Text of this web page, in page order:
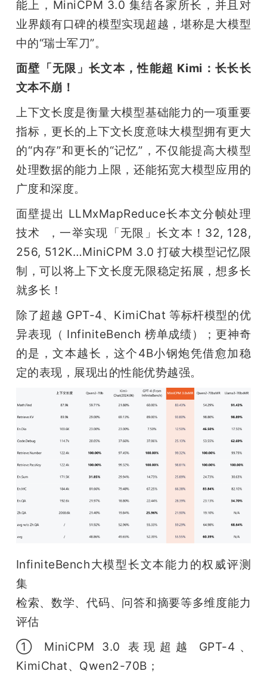
能上，MiniCPM 3.0 集结各家所长，并且对
业界颇有口碑的模型实现超越，堪称是大模型
中的“瑞士军刀”。
面壁「无限」长文本，性能超 Kimi：长长长
文本不崩！
上下文长度是衡量大模型基础能力的一项重要
指标，更长的上下文长度意味大模型拥有更大
的“内存”和更长的“记忆”，不仅能提高大模型
处理数据的能力上限，还能拓宽大模型应用的
广度和深度。
面壁提出 LLMxMapReduce长本文分帧处理
技术  ，一举实现「无限」长文本！32, 128,
256, 512K…MiniCPM 3.0 打破大模型记忆限
制，可以将上下文长度无限稳定拓展，想多长
就多长！
除了超越 GPT-4、KimiChat 等标杆模型的优
异表现（ InfiniteBench 榜单成绩）；更神奇
的是，文本越长，这个4B小钢炮凭借愈加稳
定的表现，展现出的性能优势越强。
InfiniteBench大模型长文本能力的权威评测
集
检索、数学、代码、问答和摘要等多维度能力
评估
① MiniCPM 3.0 表现超越 GPT-4、
KimiChat、Qwen2-70B；